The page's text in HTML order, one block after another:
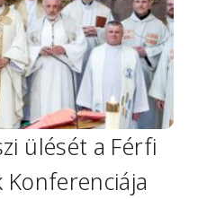
ülését a Férfi
Konferenciája